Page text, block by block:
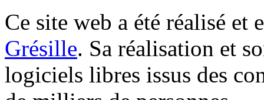
Ce site web a été réalisé et
Grésille. Sa réalisation et
logiciels libres issus des